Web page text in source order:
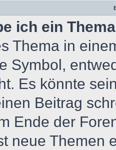
ich ein
Thema in
Symbol,
Es könnte
Beitrag
Ende der
neue Themen